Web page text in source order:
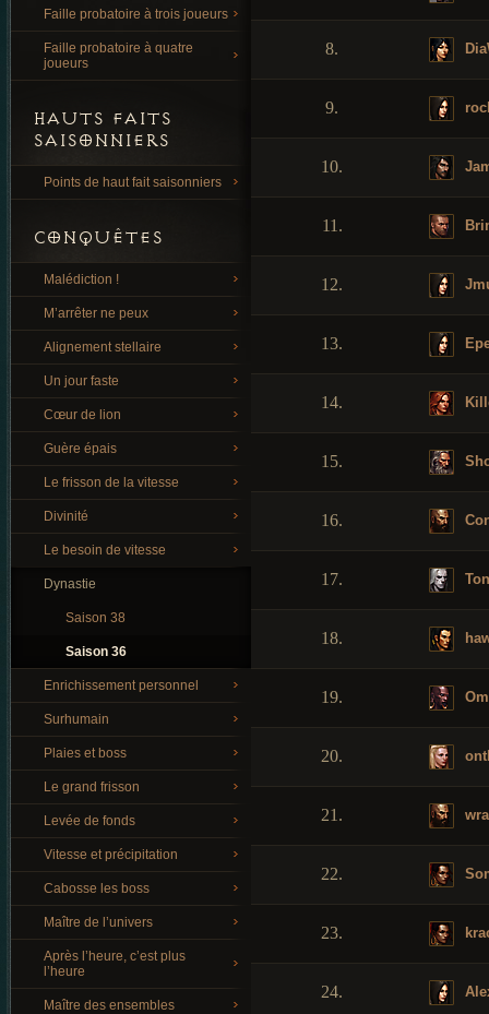
Faille probatoire à trois joueurs
Faille probatoire à quatre
joueurs
HAUTS FAITS
SAISONNIERS
Points de haut fait saisonniers
CONQUÊTES
Malédiction !
M’arrêter ne peux
Alignement stellaire
Un jour faste
Cœur de lion
Guère épais
Le frisson de la vitesse
Divinité
Le besoin de vitesse
Dynastie
Saison 38
Saison 36
Enrichissement personnel
Surhumain
Plaies et boss
Le grand frisson
Levée de fonds
Vitesse et précipitation
Cabosse les boss
Maître de l’univers
Après l’heure, c’est plus
l’heure
Maître des ensembles
8.
9.
10.
11.
12.
13.
14.
15.
16.
17.
18.
19.
20.
21.
22.
23.
24.